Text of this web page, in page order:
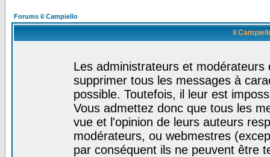
Forums il Campiello
il
Les administrateurs et
supprimer tous les messages à
possible. Toutefois, il leur est
Vous admettez donc que tous les
vue et l'opinion de leurs auteurs
modérateurs, ou webmestres
par conséquent ils ne peuvent être